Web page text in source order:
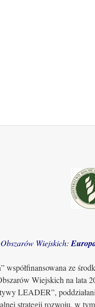
Wiejskich:
współfinansowana ze
Wiejskich na lata
LEADER”,
strategii rozwoju, w